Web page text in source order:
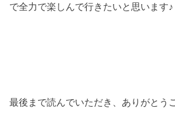
で全力で楽しんで行きたいと思います♪
最後まで読んでいただき、ありがとう